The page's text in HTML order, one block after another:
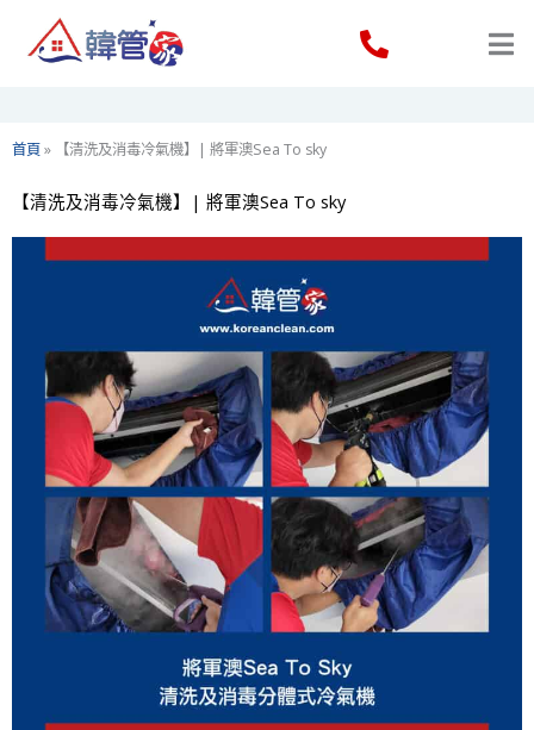
首頁» 【清洗及消毒冷氣機】| 將軍澳Sea To sky
【清洗及消毒冷氣機】| 將軍澳Sea To sky